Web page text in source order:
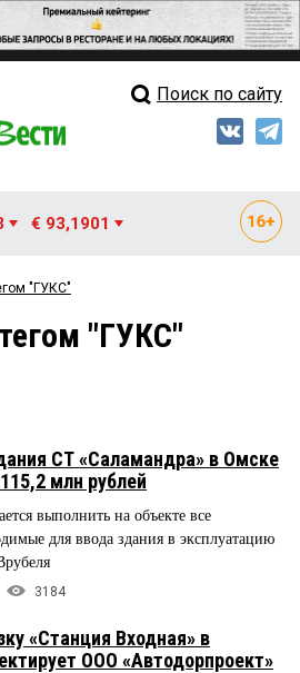
Свежий выпуск
Рейтинги
Поиск по сайту
€ 93,1901
"ГУКС"
"ГУКС"
СТ «Саламандра» в Омске
млн рублей
выполнить на объекте все
для ввода здания в эксплуатацию
3184
«Станция Входная» в
ООО «Автодорпроект»